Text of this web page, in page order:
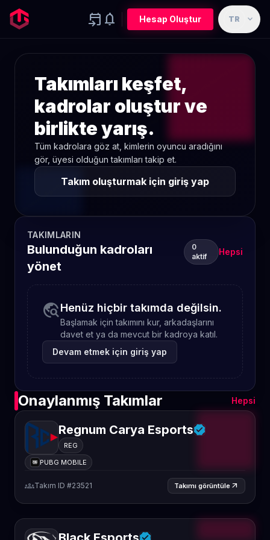
event_upcoming notifications Hesap Oluştur TR expand_more
Takımları keşfet,
kadrolar oluştur ve
birlikte yarış.
Tüm kadrolara göz at, kimlerin oyuncu aradığını
gör, üyesi olduğun takımları takip et.
Takım oluşturmak için giriş yap
TAKIMLARIN
Bulunduğun kadroları
yönet
0
aktif
Hepsi
travel_exploreHenüz hiçbir takımda değilsin.
Başlamak için takımını kur, arkadaşlarını
davet et ya da mevcut bir kadroya katıl.
Devam etmek için giriş yap
Onaylanmış Takımlar Hepsi
Regnum Carya Esports
REG
PUBG MOBILE
groupsTakım ID #23521 Takımı görüntüle arrow_outward